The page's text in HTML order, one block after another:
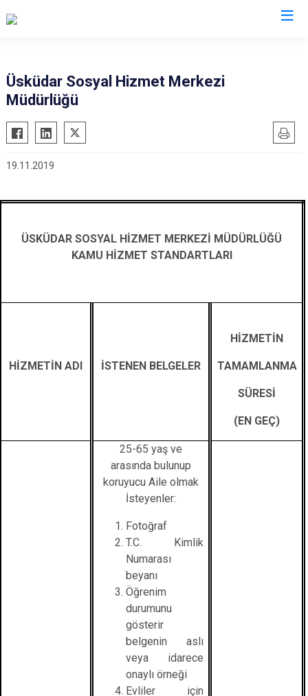
Adalar
Avcılar
Bahçelievler
Beşiktaş
Büyükçekmece
Eyüpsultan
Küçükçekmece
Maltepe
Sarıyer
Şişli
Ataşehir
Başakşehir
Çekmeköy
Sancaktepe
Sultangazi
Üsküdar Sosyal Hizmet Merkezi
Müdürlüğü
19.11.2019
ÜSKÜDAR SOSYAL HİZMET MERKEZİ MÜDÜRLÜĞÜ
KAMU HİZMET STANDARTLARI
HİZMETİN ADI İSTENEN BELGELER
HİZMETİN
TAMAMLANMA
SÜRESİ
(EN GEÇ)
25-65 yaş ve
arasında bulunup
koruyucu Aile olmak
İsteyenler:
Fotoğraf
T.C. Kimlik
Numarası
beyanı
Öğrenim
durumunu
gösterir
belgenin aslı
veya idarece
onaylı örneği
Evliler için